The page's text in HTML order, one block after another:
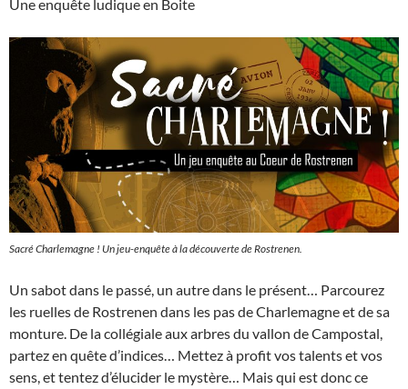
Une enquête ludique en Boite
Sacré Charlemagne ! Un jeu-enquête à la découverte de Rostrenen.
Un sabot dans le passé, un autre dans le présent… Parcourez
les ruelles de Rostrenen dans les pas de Charlemagne et de sa
monture. De la collégiale aux arbres du vallon de Campostal,
partez en quête d’indices… Mettez à profit vos talents et vos
sens, et tentez d’élucider le mystère… Mais qui est donc ce